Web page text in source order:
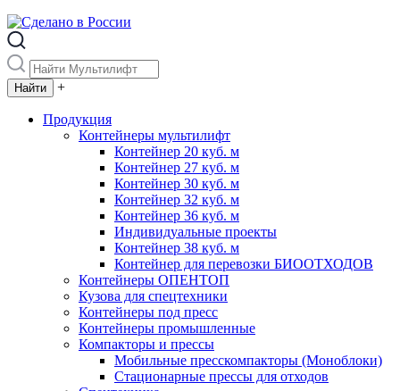
+
Продукция
Контейнеры мультилифт
Контейнер 20 куб. м
Контейнер 27 куб. м
Контейнер 30 куб. м
Контейнер 32 куб. м
Контейнер 36 куб. м
Индивидуальные проекты
Контейнер 38 куб. м
Контейнер для перевозки БИООТХОДОВ
Контейнеры ОПЕНТОП
Кузова для спецтехники
Контейнеры под пресс
Контейнеры промышленные
Компакторы и прессы
Мобильные пресскомпакторы (Моноблоки)
Стационарные прессы для отходов